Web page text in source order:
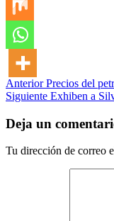
Post
navigation
AnteriorPrecios del
Siguiente Exhiben a
Deja un
Tu dirección de correo